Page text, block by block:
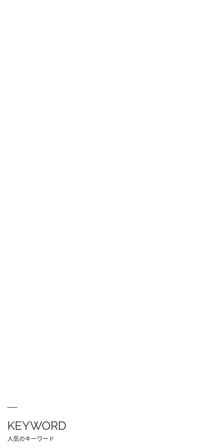
KEYWORD
人気のキーワード